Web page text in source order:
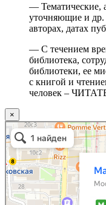
— Тематические,
уточняющие и др.
авторах, датах
— С течением
библиотека,
библиотеки, ее
с книгой и
человек –
×
Москва
Малый Татарский переулок, 8
Яндекс.Карты